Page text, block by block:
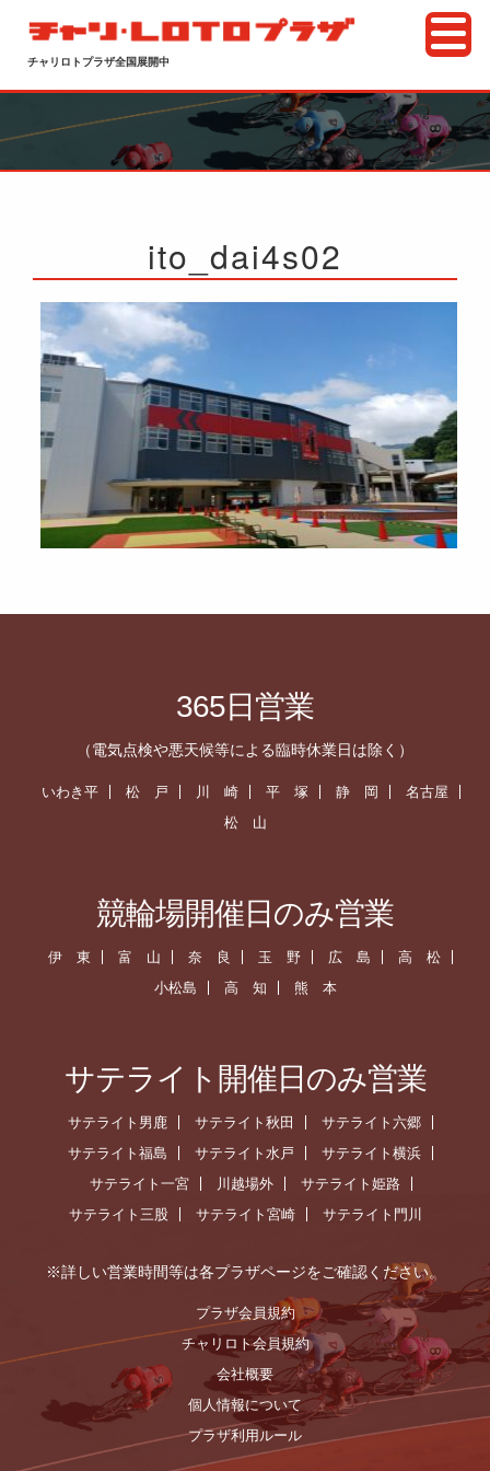
チャリロトプラザ全国展開中
ito_dai4s02
365日営業
（電気点検や悪天候等による臨時休業日は除く）
いわき平 松 戸 川 崎 平 塚 静 岡
名古屋
松 山
競輪場開催日のみ営業
伊 東 富 山 奈 良 玉 野 広 島
高 松
小松島
高 知 熊 本
サテライト開催日のみ営業
サテライト男鹿 サテライト秋田
サテライト六郷
サテライト福島
サテライト水戸
サテライト横浜
サテライト一宮
川越場外
サテライト姫路
サテライト三股
サテライト宮崎 サテライト門川
※詳しい営業時間等は各プラザページをご確認ください。
プラザ会員規約
チャリロト会員規約
会社概要
個人情報について
プラザ利用ルール